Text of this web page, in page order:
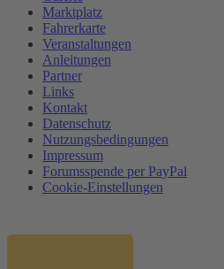
Marktplatz
Fahrerkarte
Veranstaltungen
Anleitungen
Partner
Links
Kontakt
Datenschutz
Nutzungsbedingungen
Impressum
Forumsspende per PayPal
Cookie-Einstellungen